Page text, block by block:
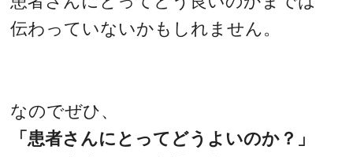
伝わっていないかもしれません。
なのでぜひ、
「患者さんにとってどうよいのか？」